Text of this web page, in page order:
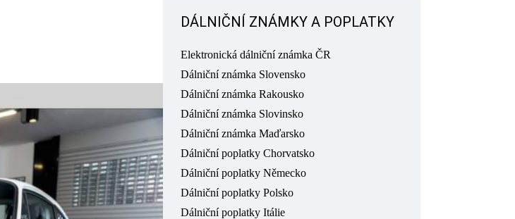
DÁLNIČNÍ ZNÁMKY A POPLATKY
Elektronická dálniční známka ČR
Dálniční známka Slovensko
Dálniční známka Rakousko
Dálniční známka Slovinsko
Dálniční známka Maďarsko
Dálniční poplatky Chorvatsko
Dálniční poplatky Německo
Dálniční poplatky Polsko
Dálniční poplatky Itálie